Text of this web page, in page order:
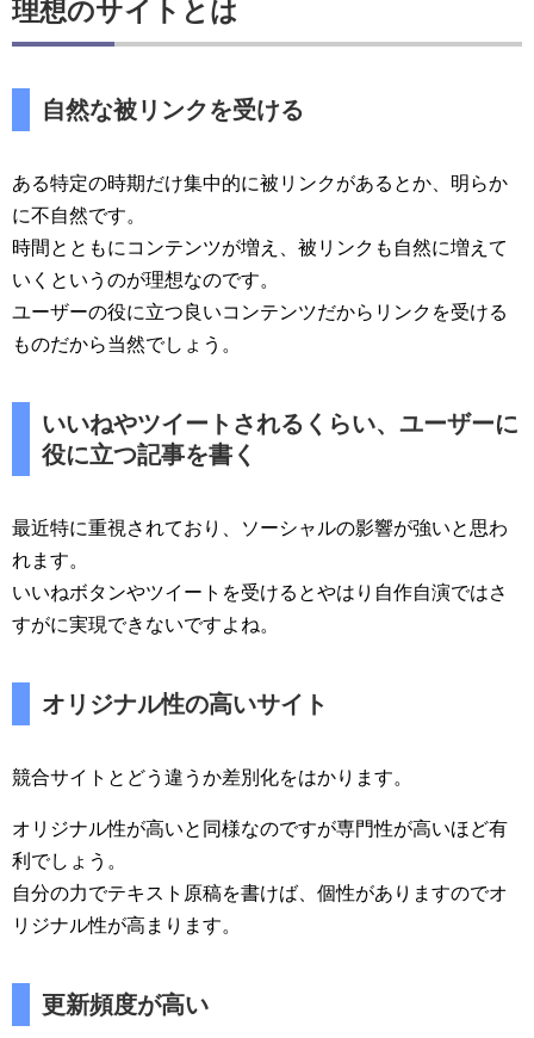
理想のサイトとは
自然な被リンクを受ける
ある特定の時期だけ集中的に被リンクがあるとか、明らか
に不自然です。
時間とともにコンテンツが増え、被リンクも自然に増えて
いくというのが理想なのです。
ユーザーの役に立つ良いコンテンツだからリンクを受ける
ものだから当然でしょう。
いいねやツイートされるくらい、ユーザーに
役に立つ記事を書く
最近特に重視されており、ソーシャルの影響が強いと思わ
れます。
いいねボタンやツイートを受けるとやはり自作自演ではさ
すがに実現できないですよね。
オリジナル性の高いサイト
競合サイトとどう違うか差別化をはかります。
オリジナル性が高いと同様なのですが専門性が高いほど有
利でしょう。
自分の力でテキスト原稿を書けば、個性がありますのでオ
リジナル性が高まります。
更新頻度が高い